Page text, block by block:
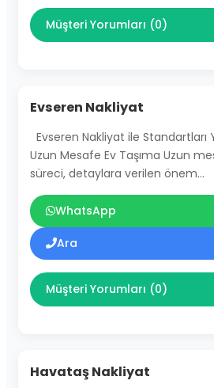
Müşteri Yorumları (0)
Evseren Nakliyat
Evseren Nakliyat ile Standartları
Uzun Mesafe Ev Taşıma Uzun
süreci, detaylara verilen önem…
WhatsApp
Ara
Müşteri Yorumları (0)
Havataş Nakliyat